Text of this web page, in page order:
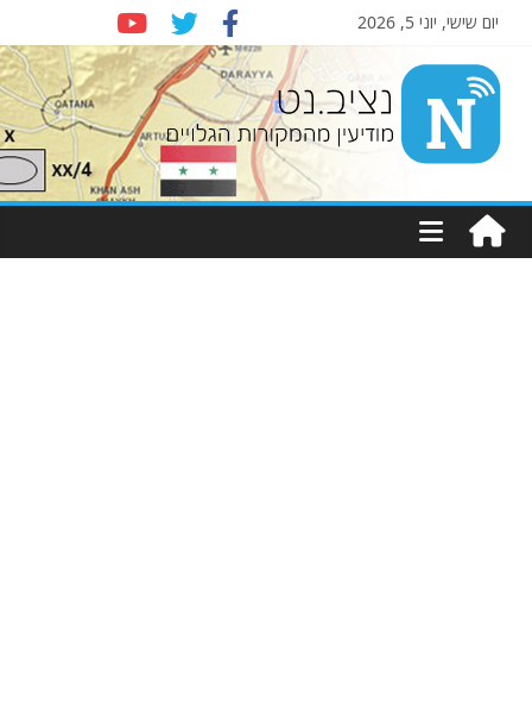
יום שישי, יוני 5, 2026
Nziv.net
מודיעין
מהמקורות